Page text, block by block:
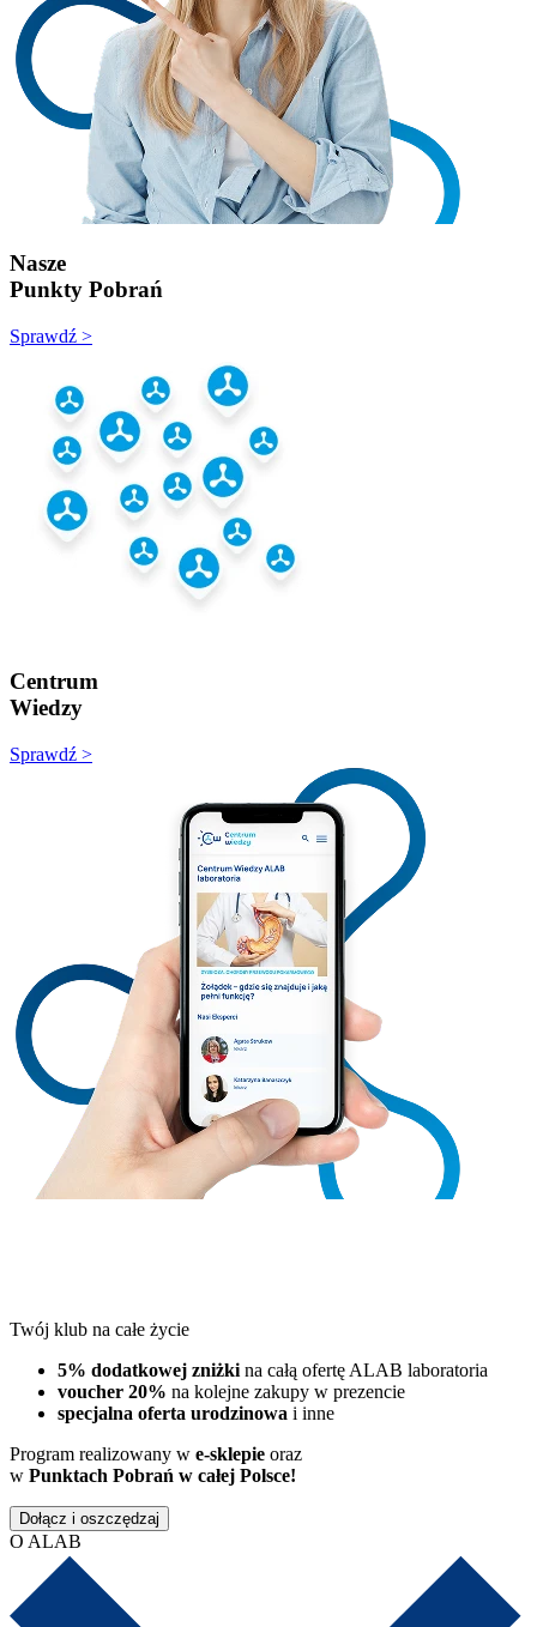
Nasze
Punkty Pobrań
Sprawdź >
Centrum
Wiedzy
Sprawdź >
Twój klub na całe życie
5% dodatkowej zniżki na całą ofertę ALAB laboratoria
voucher 20% na kolejne zakupy w prezencie
specjalna oferta urodzinowa i inne
Program realizowany w e-sklepie oraz
w Punktach Pobrań w całej Polsce!
Dołącz i oszczędzaj
O ALAB